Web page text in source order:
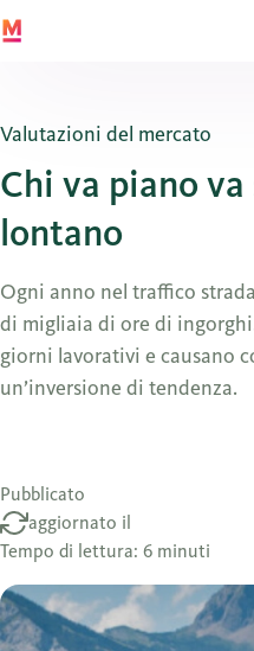
Valutazioni del mercato
Chi va piano va
lontano
Ogni anno nel traffico
di migliaia di ore di
giorni lavorativi e causano
un’inversione di tendenza.
Pubblicato
aggiornato il
Tempo di lettura: 6 minuti